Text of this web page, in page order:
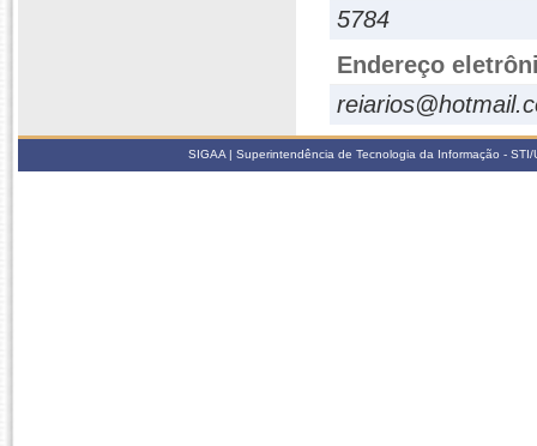
5784
Endereço
SIGAA | Superintendência de Tecnologia da Informação -